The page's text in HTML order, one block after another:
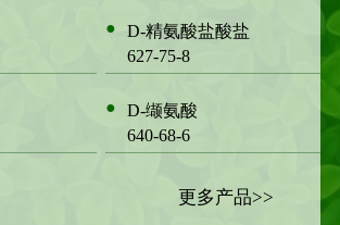
●
D-精氨酸盐酸盐
627-75-8
●
D-缬氨酸
640-68-6
更多产品>>